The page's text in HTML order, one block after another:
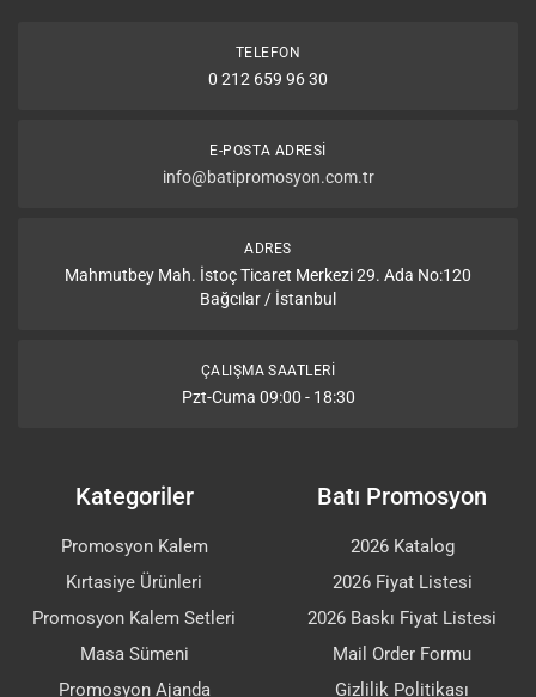
TELEFON
0 212 659 96 30
E-POSTA ADRESI
info@batipromosyon.com.tr
ADRES
Mahmutbey Mah. İstoç Ticaret Merkezi 29. Ada No:120
Bağcılar / İstanbul
ÇALIŞMA SAATLERI
Pzt-Cuma 09:00 - 18:30
Kategoriler
Promosyon Kalem
Kırtasiye Ürünleri
Promosyon Kalem Setleri
Masa Sümeni
Promosyon Ajanda
Batı Promosyon
2026 Katalog
2026 Fiyat Listesi
2026 Baskı Fiyat Listesi
Mail Order Formu
Gizlilik Politikası